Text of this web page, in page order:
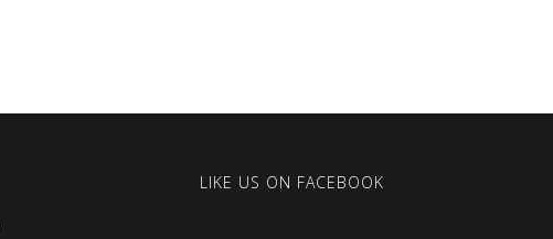
LIKE US ON FACEBOOK